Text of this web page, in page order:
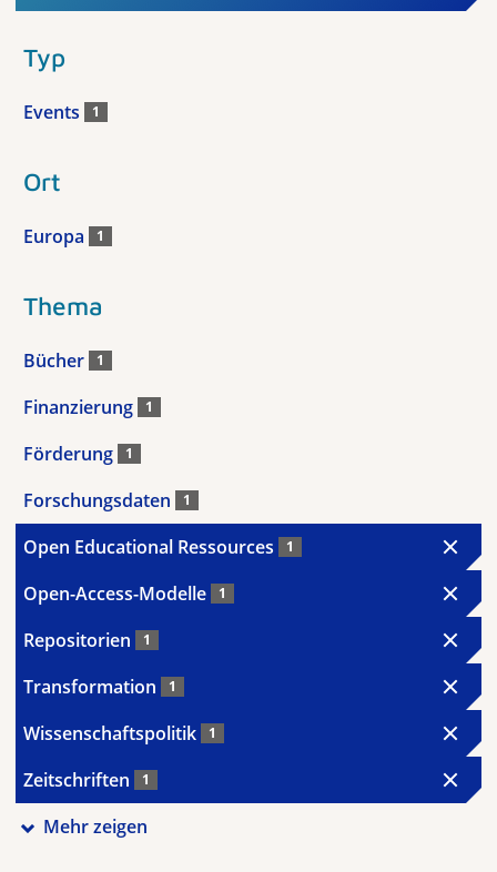
Typ
Events 1
Ort
Europa 1
Thema
Bücher 1
Finanzierung 1
Förderung 1
Forschungsdaten 1
Open Educational Ressources 1
Open-Access-Modelle 1
Repositorien 1
Transformation 1
Wissenschaftspolitik 1
Zeitschriften 1
Mehr zeigen